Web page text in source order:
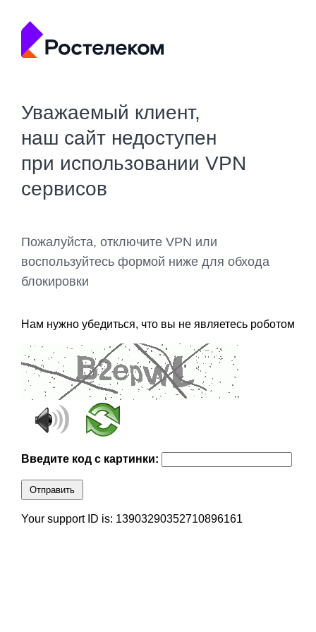
Уважаемый клиент,
наш сайт недоступен
при использовании VPN
сервисов
Пожалуйста, отключите VPN или
воспользуйтесь формой ниже для обхода
блокировки
Нам нужно убедиться, что вы не являетесь роботом
Введите код с картинки:
Отправить
Your support ID is: 13903290352710896161